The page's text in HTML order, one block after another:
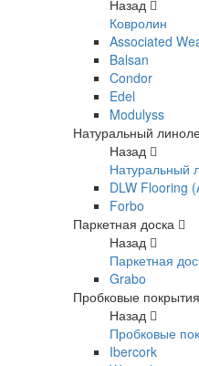
Назад
Ковролин
Associated
Balsan
Condor
Edel
Modulyss
Натуральный
Назад
Натуральный
DLW Flooring
Forbo
Паркетная доска
Назад
Паркетная
Grabo
Пробковые покрытия
Назад
Пробковые
Ibercork